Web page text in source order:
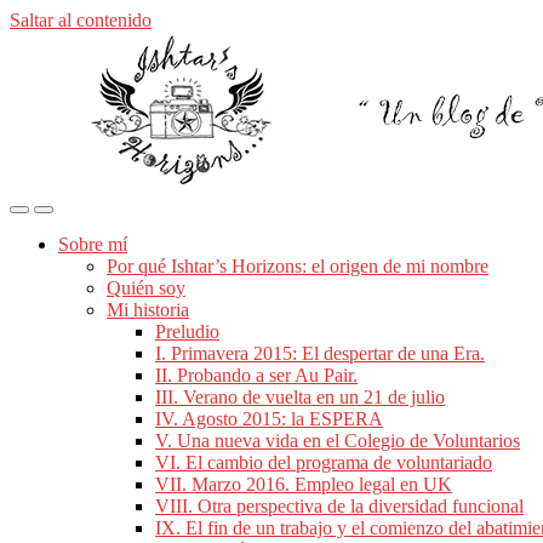
Saltar al contenido
Alternar
menú
Alternar
campo
búsqueda
Sobre mí
Por qué Ishtar’s Horizons: el origen de mi nombre
Quién soy
Mi historia
Preludio
I. Primavera 2015: El despertar de una Era.
II. Probando a ser Au Pair.
III. Verano de vuelta en un 21 de julio
IV. Agosto 2015: la ESPERA
V. Una nueva vida en el Colegio de Voluntarios
VI. El cambio del programa de voluntariado
VII. Marzo 2016. Empleo legal en UK
VIII. Otra perspectiva de la diversidad funcional
IX. El fin de un trabajo y el comienzo del